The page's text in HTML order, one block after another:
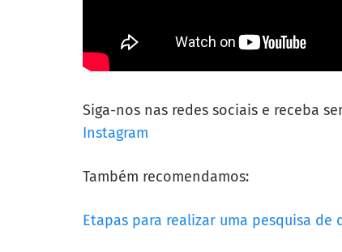
Siga-nos nas redes sociais e receba
Instagram
Também recomendamos:
Etapas para realizar uma pesquisa de